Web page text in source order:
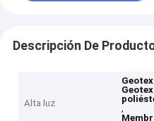
Descripción De
Alta luz
,